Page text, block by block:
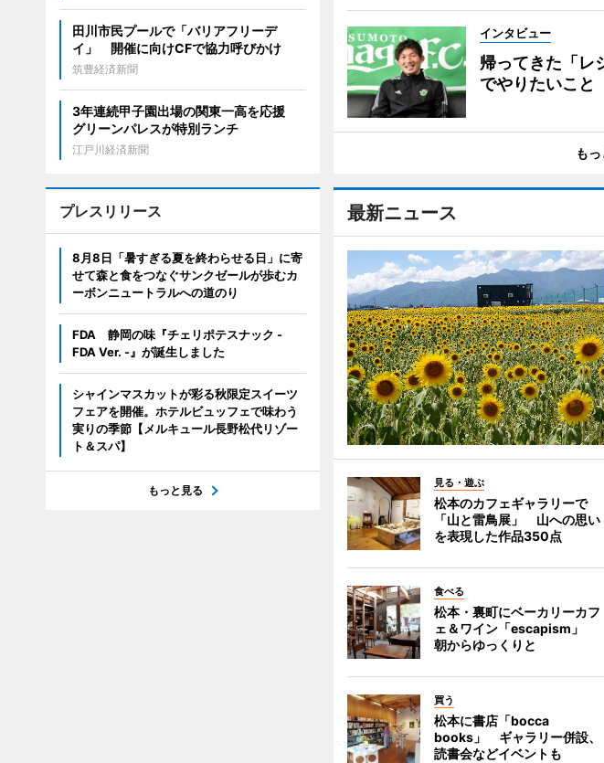
インタビュー
帰ってきた「レ
でやりたいこと
も
最新ニュース
見る・遊ぶ
松本のカフェギャラリーで
「山と雷鳥展」 山への思い
を表現した作品350点
食べる
松本・裏町にベーカリーカフ
ェ＆ワイン「escapism」
朝からゆっくりと
買う
松本に書店「bocca
books」 ギャラリー併設、
読書会などイベントも
田川市民プールで「バリアフリーデ
イ」 開催に向けCFで協力呼びかけ
筑豊経済新聞
3年連続甲子園出場の関東一高を応援
グリーンパレスが特別ランチ
江戸川経済新聞
プレスリリース
8月8日「暑すぎる夏を終わらせる日」に寄
せて森と食をつなぐサンクゼールが歩むカ
ーボンニュートラルへの道のり
FDA 静岡の味『チェリポテスナック -
FDA Ver. -』が誕生しました
シャインマスカットが彩る秋限定スイーツ
フェアを開催。ホテルビュッフェで味わう
実りの季節【メルキュール長野松代リゾー
ト＆スパ】
もっと見る